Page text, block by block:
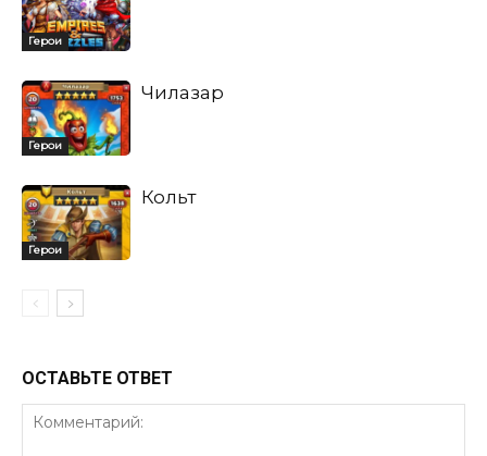
Герои
Герои
Чилазар
Герои
Кольт
ОСТАВЬТЕ ОТВЕТ